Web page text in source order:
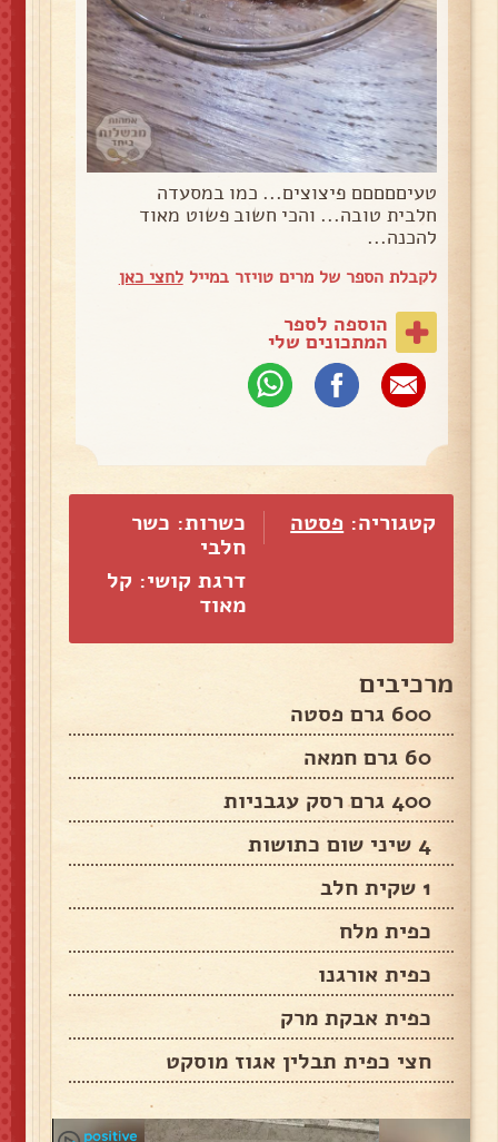
טעיםםםםם פיצוצים... כמו במסעדה
חלבית טובה... והכי חשוב פשוט מאוד
להכנה...
לקבלת הספר של מרים טויזר במייללחצי כאן
הוספה לספר
המתכונים שלי
קטגוריה: פסטה
כשרות: כשר
חלבי
דרגת קושי: קל
מאוד
מרכיבים
600 גרם פסטה
60 גרם חמאה
400 גרם רסק עגבניות
4 שיני שום כתושות
1 שקית חלב
כפית מלח
כפית אורגנו
כפית אבקת מרק
חצי כפית תבלין אגוז מוסקט